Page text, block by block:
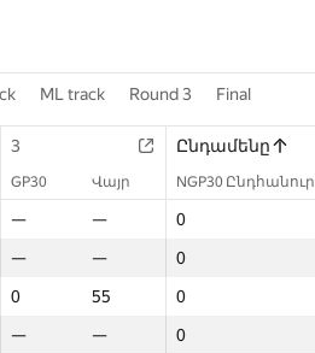
ML track Round 3 Final
3 Ընդամենը
GP30 Վայր NGP30 Ընդհանուր
— — 0
— — 0
0 55 0
— — 0